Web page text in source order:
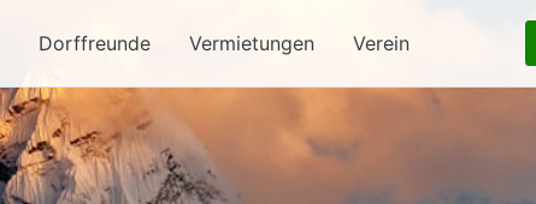
Dorffreunde Vermietungen Verein